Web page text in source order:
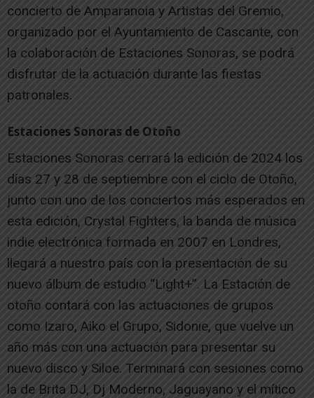
concierto de Amparanoia y Artistas del Gremio,
organizado por el Ayuntamiento de Cascante, con
la colaboración de Estaciones Sonoras, se podrá
disfrutar de la actuación durante las fiestas
patronales.
Estaciones Sonoras de Otoño
Estaciones Sonoras cerrará la edición de 2024 los
días 27 y 28 de septiembre con el ciclo de Otoño,
junto con uno de los conciertos más esperados en
esta edición, Crystal Fighters, la banda de música
indie electrónica formada en 2007 en Londres,
llegará a nuestro país con la presentación de su
nuevo álbum de estudio “Light+”. La Estación de
otoño contará con las actuaciones de grupos
como Izaro, Aiko el Grupo, Sidonie, que vuelve un
año más con una actuación para presentar su
nuevo disco y Siloe. Terminará con sesiones como
la de Brita DJ, Dj Moderno, Jaguayano y el mítico